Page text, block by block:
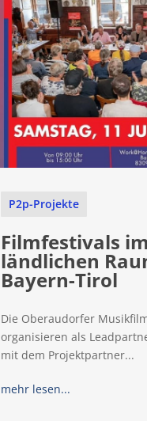
P2p-Projekte
Filmfestivals im
ländlichen
Bayern-Tirol
Die Oberaudorfer
organisieren als
mit dem Projektpartner...
mehr lesen...